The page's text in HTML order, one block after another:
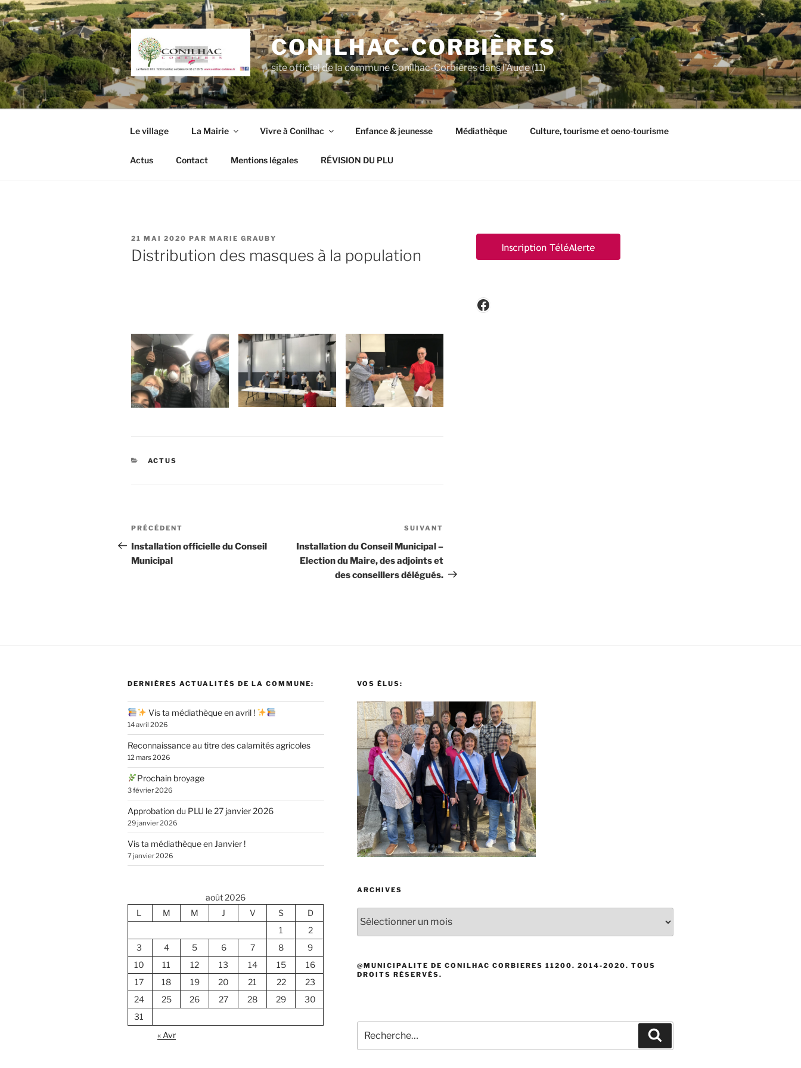
Aller
au
contenu
principal
CONILHAC-CORBIÈRES
site officiel de la commune Conilhac-Corbières dans l'Aude (11)
Le village La Mairie Vivre à Conilhac Enfance & jeunesse Médiathèque Culture, tourisme et oeno-tourisme
Actus Contact Mentions légales RÉVISION DU PLU
PUBLIÉ
LE
21 MAI 2020 PAR MARIE GRAUBY
Distribution des masques à la population
CATÉGORIES
ACTUS
Navigation
de
l’article
Article
précédent
PRÉCÉDENT
Installation officielle du Conseil
Municipal
SUIVANT
Installation du Conseil Municipal –
Election du Maire, des adjoints et
des conseillers délégués.
Facebook
DERNIÈRES ACTUALITÉS DE LA COMMUNE:
Vis ta médiathèque en avril !
14 avril 2026
Reconnaissance au titre des calamités agricoles
12 mars 2026
Prochain broyage
3 février 2026
Approbation du PLU le 27 janvier 2026
29 janvier 2026
Vis ta médiathèque en Janvier !
7 janvier 2026
août 2026
L
M M J V S
D
1
2
3
4 5 6 7 8
9
10
11 12 13 14 15
16
17
18 19 20 21 22
23
24
25 26 27 28 29
30
31
« Avr
VOS ÉLUS:
ARCHIVES
@MUNICIPALITE DE CONILHAC CORBIERES 11200. 2014-2020. TOUS
DROITS RÉSERVÉS.
pour
: